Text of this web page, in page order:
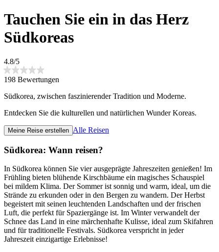
Tauchen Sie ein in das Herz
Südkoreas
4.8/5
198 Bewertungen
Südkorea, zwischen faszinierender Tradition und Moderne.
Entdecken Sie die kulturellen und natürlichen Wunder Koreas.
Meine Reise erstellen Alle Reisen
Südkorea: Wann reisen?
In Südkorea können Sie vier ausgeprägte Jahreszeiten genießen! Im
Frühling bieten blühende Kirschbäume ein magisches Schauspiel
bei mildem Klima. Der Sommer ist sonnig und warm, ideal, um die
Strände zu erkunden oder in den Bergen zu wandern. Der Herbst
begeistert mit seinen leuchtenden Landschaften und der frischen
Luft, die perfekt für Spaziergänge ist. Im Winter verwandelt der
Schnee das Land in eine märchenhafte Kulisse, ideal zum Skifahren
und für traditionelle Festivals. Südkorea verspricht in jeder
Jahreszeit einzigartige Erlebnisse!